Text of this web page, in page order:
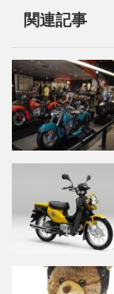
関連記事